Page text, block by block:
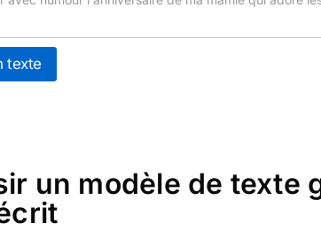
texte
un modèle de texte